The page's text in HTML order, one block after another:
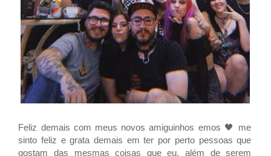
Feliz demais com meus novos amiguinhos emos 🖤 me
sinto feliz e grata demais em ter por perto pessoas que
gostam das mesmas coisas que eu, além de serem